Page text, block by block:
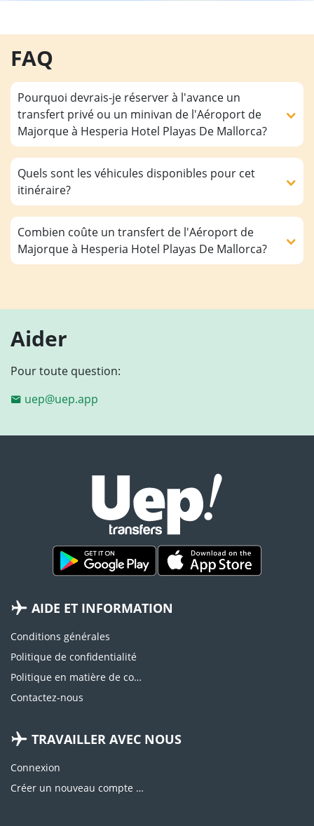
FAQ
Pourquoi devrais-je réserver à l'avance un
transfert privé ou un minivan de l'Aéroport de
Majorque à Hesperia Hotel Playas De Mallorca?
Quels sont les véhicules disponibles pour cet
itinéraire?
Combien coûte un transfert de l'Aéroport de
Majorque à Hesperia Hotel Playas De Mallorca?
Aider
Pour toute question:
uep@uep.app
AIDE ET INFORMATION
Conditions générales
Politique de confidentialité
Politique en matière de cookies
Contactez-nous
TRAVAILLER AVEC NOUS
Connexion
Créer un nouveau compte d'agence